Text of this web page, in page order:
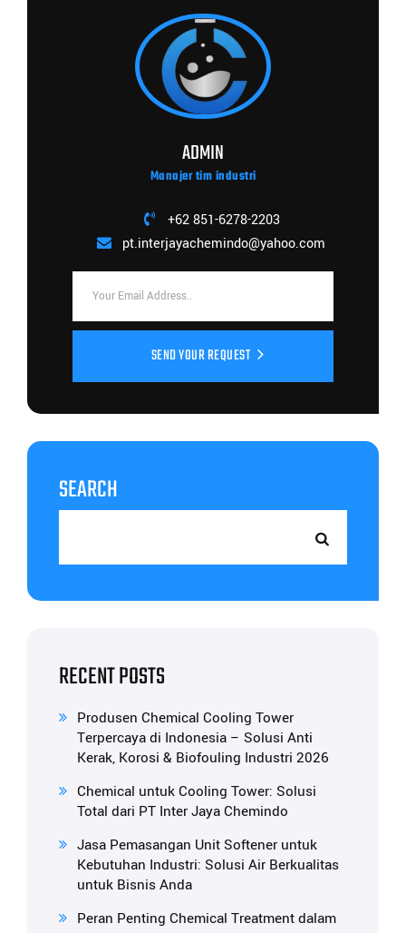
ADMIN
Manajer tim industri
+62 851-6278-2203
pt.interjayachemindo@yahoo.com
SEND YOUR REQUEST
SEARCH
RECENT POSTS
Produsen Chemical Cooling Tower
Terpercaya di Indonesia – Solusi Anti
Kerak, Korosi & Biofouling Industri 2026
Chemical untuk Cooling Tower: Solusi
Total dari PT Inter Jaya Chemindo
Jasa Pemasangan Unit Softener untuk
Kebutuhan Industri: Solusi Air Berkualitas
untuk Bisnis Anda
Peran Penting Chemical Treatment dalam